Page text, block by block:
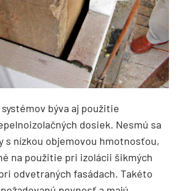
býva aj použitie
dosiek. Nesmú sa
s nízkou objemovou hmotnosťou,
na použitie pri izolácii šikmých
odvetraných fasádach. Takéto